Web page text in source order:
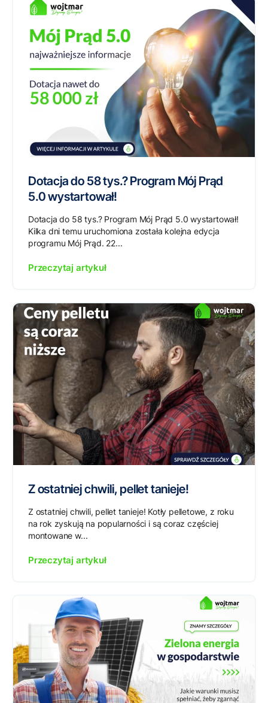
Dotacja do 58 tys.? Program Mój Prąd
5.0 wystartował!
Dotacja do 58 tys.? Program Mój Prąd 5.0 wystartował!
Kilka dni temu uruchomiona została kolejna edycja
programu Mój Prąd. 22...
Przeczytaj artykuł
Z ostatniej chwili, pellet tanieje!
Z ostatniej chwili, pellet tanieje! Kotły pelletowe, z roku
na rok zyskują na popularności i są coraz częściej
montowane w...
Przeczytaj artykuł